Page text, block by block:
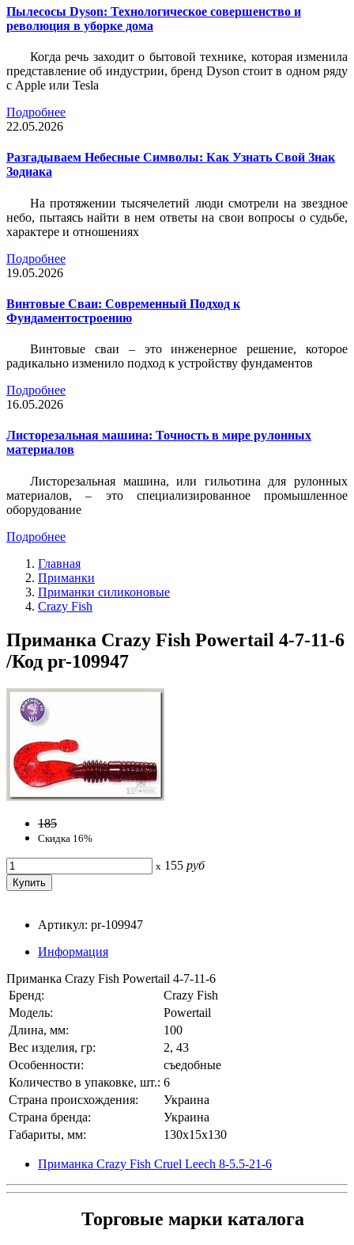
Пылесосы Dyson: Технологическое совершенство и
революция в уборке дома
Когда речь заходит о бытовой технике, которая изменила
представление об индустрии, бренд Dyson стоит в одном ряду
с Apple или Tesla
Подробнее
22.05.2026
Разгадываем Небесные Символы: Как Узнать Свой Знак
Зодиака
На протяжении тысячелетий люди смотрели на звездное
небо, пытаясь найти в нем ответы на свои вопросы о судьбе,
характере и отношениях
Подробнее
19.05.2026
Винтовые Сваи: Современный Подход к
Фундаментостроению
Винтовые сваи – это инженерное решение, которое
радикально изменило подход к устройству фундаментов
Подробнее
16.05.2026
Листорезальная машина: Точность в мире рулонных
материалов
Листорезальная машина, или гильотина для рулонных
материалов, – это специализированное промышленное
оборудование
Подробнее
Главная
Приманки
Приманки силиконовые
Crazy Fish
Приманка Crazy Fish Powertail 4-7-11-6
/Код pr-109947
185
Скидка 16%
x 155 руб
Артикул: pr-109947
Информация
Приманка Crazy Fish Powertail 4-7-11-6
Бренд:
Crazy Fish
Модель:
Powertail
Длина, мм:
100
Вес изделия, гр:
2, 43
Особенности:
съедобные
Количество в упаковке, шт.: 6
Страна происхождения:
Украина
Страна бренда:
Украина
Габариты, мм:
130x15x130
Приманка Crazy Fish Cruel Leech 8-5.5-21-6
Торговые марки каталога